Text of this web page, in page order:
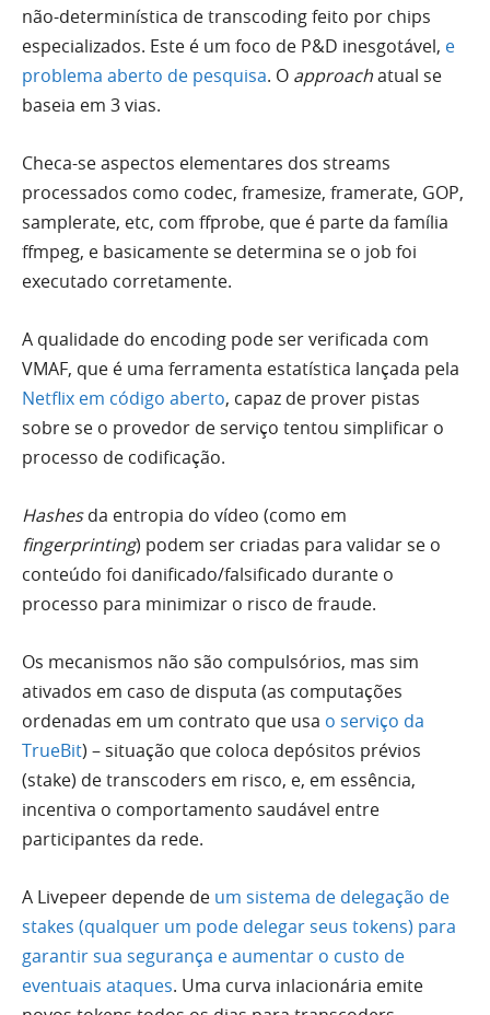
não-determinística de transcoding feito por chips
especializados. Este é um foco de P&D inesgotável, e
problema aberto de pesquisa. O approachatual se
baseia em 3 vias.
Checa-se aspectos elementares dos streams
processados como codec, framesize, framerate, GOP,
samplerate, etc, com ffprobe, que é parte da família
ffmpeg, e basicamente se determina se o job foi
executado corretamente.
A qualidade do encoding pode ser verificada com
VMAF, que é uma ferramenta estatística lançada pela
Netflix em código aberto, capaz de prover pistas
sobre se o provedor de serviço tentou simplificar o
processo de codificação.
Hashesda entropia do vídeo (como em
fingerprinting) podem ser criadas para validar se o
conteúdo foi danificado/falsificado durante o
processo para minimizar o risco de fraude.
Os mecanismos não são compulsórios, mas sim
ativados em caso de disputa (as computações
ordenadas em um contrato que usa o serviço da
TrueBit) – situação que coloca depósitos prévios
(stake) de transcoders em risco, e, em essência,
incentiva o comportamento saudável entre
participantes da rede.
A Livepeer depende de um sistema de delegação de
stakes (qualquer um pode delegar seus tokens) para
garantir sua segurança e aumentar o custo de
eventuais ataques. Uma curva inlacionária emite